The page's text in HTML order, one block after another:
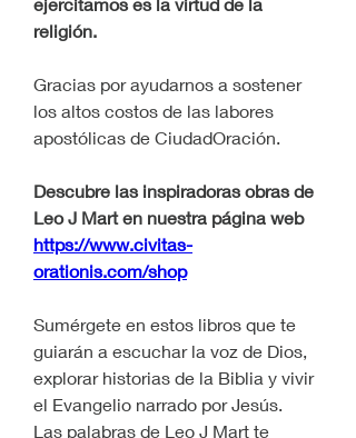
religión.
Gracias por ayudarnos a sostener
los altos costos de las labores
apostólicas de CiudadOración.
Descubre las inspiradoras obras de
Leo J Mart en nuestra página web
https://www.civitas-
orationis.com/shop
Sumérgete en estos libros que te
guiarán a escuchar la voz de Dios,
explorar historias de la Biblia y vivir
el Evangelio narrado por Jesús.
Las palabras de Leo J Mart te